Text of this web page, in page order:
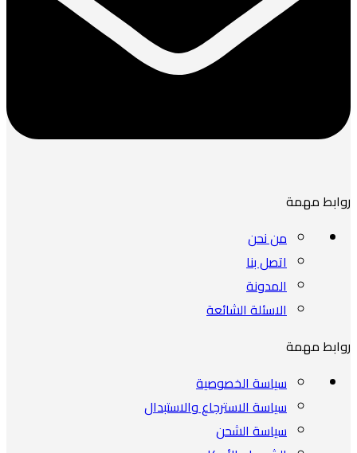
روابط مهمة
من نحن
اتصل بنا
المدونة
الاسئلة الشائعة
روابط مهمة
سياسة الخصوصية
سياسة الاسترجاع والاستبدال
سياسة الشحن